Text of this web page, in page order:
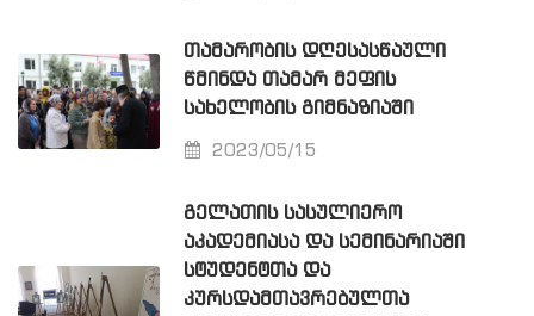
ᲗᲐᲛᲐᲠᲝᲑᲘᲡ ᲓᲦᲔᲡᲐᲡᲬᲐᲣᲚᲘ
ᲬᲛᲘᲜᲓᲐ ᲗᲐᲛᲐᲠ ᲛᲔᲤᲘᲡ
ᲡᲐᲮᲔᲚᲝᲑᲘᲡ ᲒᲘᲛᲜᲐᲖᲘᲐᲨᲘ
2023/05/15
ᲒᲔᲚᲐᲗᲘᲡ ᲡᲐᲡᲣᲚᲘᲔᲠᲝ
ᲐᲙᲐᲓᲔᲛᲘᲐᲡᲐ ᲓᲐ ᲡᲔᲛᲘᲜᲐᲠᲘᲐᲨᲘ
ᲡᲢᲣᲓᲔᲜᲢᲗᲐ ᲓᲐ
ᲙᲣᲠᲡᲓᲐᲛᲗᲐᲕᲠᲔᲑᲣᲚᲗᲐ